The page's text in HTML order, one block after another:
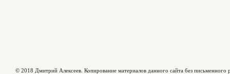
© 2018 Дмитрий Алексеев. Копирование материалов данного сайта без письменного